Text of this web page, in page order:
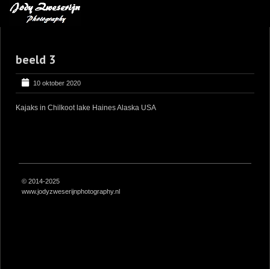
BLOG
LEREN VAN KUNST
BENCE MATE FOTOHUTTEN
beeld 3
10 oktober 2020
Kajaks in Chilkoot lake Haines Alaska USA
© 2014-2025
www.jodyzweserijnphotography.nl